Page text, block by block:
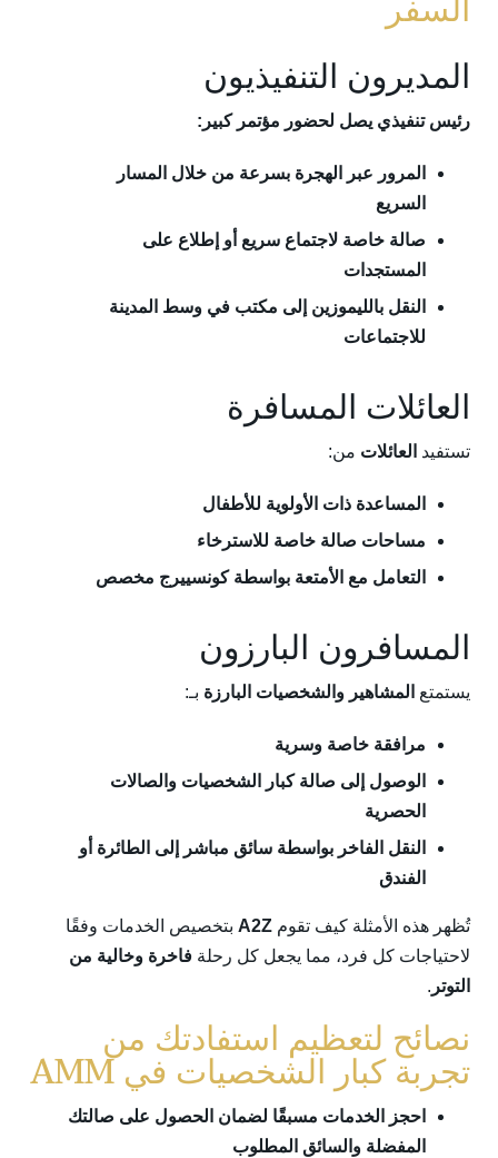
المديرون التنفيذيون
رئيس تنفيذي يصل لحضور مؤتمر كبير:
المرور عبر الهجرة بسرعة من خلال المسار
السريع
صالة خاصة لاجتماع سريع أو إطلاع على
المستجدات
النقل بالليموزين إلى مكتب في وسط المدينة
للاجتماعات
العائلات المسافرة
تستفيد العائلات من:
المساعدة ذات الأولوية للأطفال
مساحات صالة خاصة للاسترخاء
التعامل مع الأمتعة بواسطة كونسييرج مخصص
المسافرون البارزون
يستمتع المشاهير والشخصيات البارزة بـ:
مرافقة خاصة وسرية
الوصول إلى صالة كبار الشخصيات والصالات
الحصرية
النقل الفاخر بواسطة سائق مباشر إلى الطائرة أو
الفندق
تُظهر هذه الأمثلة كيف تقوم A2Z بتخصيص الخدمات وفقًا
لاحتياجات كل فرد، مما يجعل كل رحلة فاخرة وخالية من
التوتر .
نصائح لتعظيم استفادتك من
تجربة كبار الشخصيات في AMM
احجز الخدمات مسبقًا لضمان الحصول على صالتك
المفضلة والسائق المطلوب